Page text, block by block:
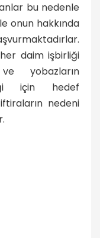
bu nedenle
onun hakkında
daim işbirliği
yobazların
için hedef
nedeni